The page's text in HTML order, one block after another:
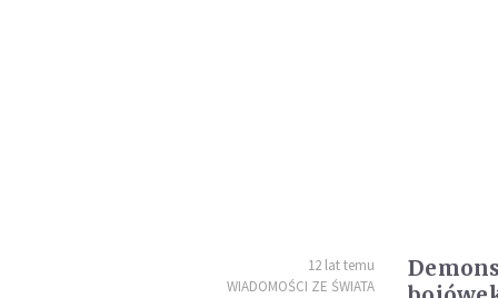
12 lat temu
WIADOMOŚCI ZE ŚWIATA